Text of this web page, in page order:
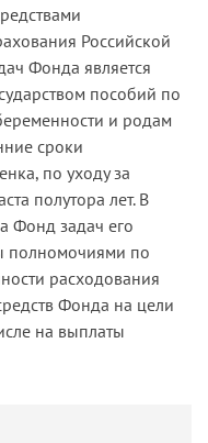
Российской
Фонда является
пособий по
и родам
сроки
по уходу за
полутора лет. В
Фонд задач его
полномочиями по
расходования
Фонда на цели
на выплаты